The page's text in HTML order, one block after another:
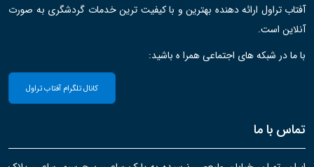
آفتاب تراول ارائه دهنده بهترین و با کیفیت ترین خدمات گردشگری به صورت
آنلاین است.
با ما در شبکه های اجتماعی همرا ه باشید:
کانال تلگرام آفتاب تراول
تماس با ما